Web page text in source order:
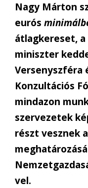
Nagy Márton
eurós
átlagkereset,
miniszter
Versenyszféra
Konzultációs
mindazon
szervezetek
részt vesznek
vel.